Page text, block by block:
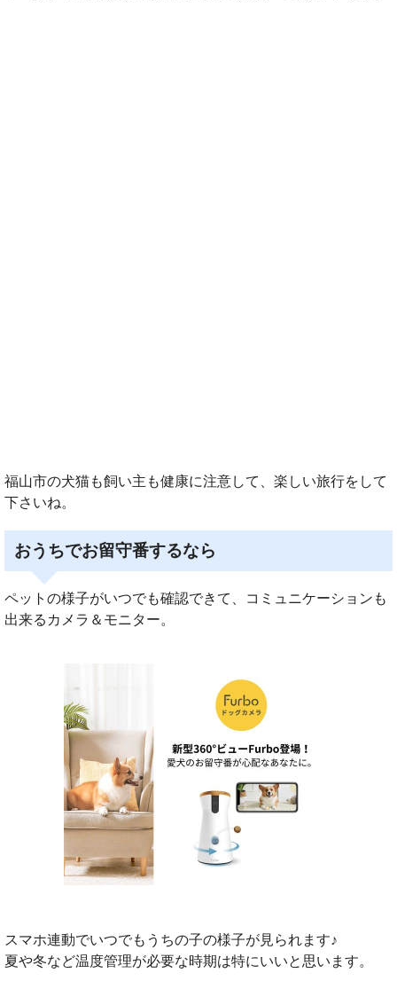
福山市の犬猫も飼い主も健康に注意して、楽しい旅行をして
下さいね。
おうちでお留守番するなら
ペットの様子がいつでも確認できて、コミュニケーションも
出来るカメラ＆モニター。
スマホ連動でいつでもうちの子の様子が見られます♪
夏や冬など温度管理が必要な時期は特にいいと思います。